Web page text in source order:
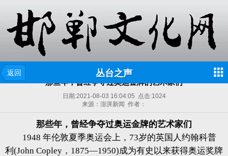
返回 丛台之声
那些年，曾经争夺过奥运金牌的艺术家们
日期:2021-08-03 16:04:05 点击:1024
来源：澎湃新闻 作者：
那些年，曾经争夺过奥运金牌的艺术家们
1948 年伦敦夏季奥运会上，73岁的英国人约翰科普
利(John Copley，1875—1950)成为有史以来获得奥运奖牌